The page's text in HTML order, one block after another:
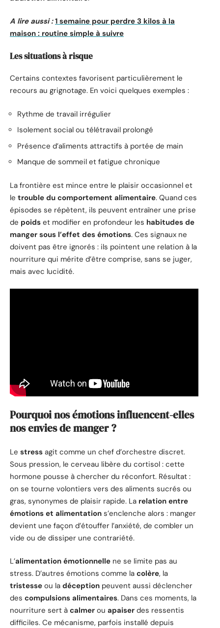
A lire aussi : 1 semaine pour perdre 3 kilos à la
maison : routine simple à suivre
Les situations à risque
Certains contextes favorisent particulièrement le
recours au grignotage. En voici quelques exemples :
Rythme de travail irrégulier
Isolement social ou télétravail prolongé
Présence d’aliments attractifs à portée de main
Manque de sommeil et fatigue chronique
La frontière est mince entre le plaisir occasionnel et
le trouble du comportement alimentaire. Quand ces
épisodes se répètent, ils peuvent entraîner une prise
de poids et modifier en profondeur les habitudes de
manger sous l’effet des émotions. Ces signaux ne
doivent pas être ignorés : ils pointent une relation à la
nourriture qui mérite d’être comprise, sans se juger,
mais avec lucidité.
Pourquoi nos émotions influencent-elles
nos envies de manger ?
Le stress agit comme un chef d’orchestre discret.
Sous pression, le cerveau libère du cortisol : cette
hormone pousse à chercher du réconfort. Résultat :
on se tourne volontiers vers des aliments sucrés ou
gras, synonymes de plaisir rapide. La relation entre
émotions et alimentation s’enclenche alors : manger
devient une façon d’étouffer l’anxiété, de combler un
vide ou de dissiper une contrariété.
L’alimentation émotionnelle ne se limite pas au
stress. D’autres émotions comme la colère, la
tristesse ou la déception peuvent aussi déclencher
des compulsions alimentaires. Dans ces moments, la
nourriture sert à calmer ou apaiser des ressentis
difficiles. Ce mécanisme, parfois installé depuis